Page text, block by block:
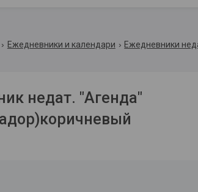
Ежедневники и календари Ежедневники
недат. "Агенда"